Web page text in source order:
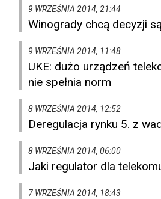
9 WRZEŚNIA 2014, 21:44
Winogrady chcą decyzji
9 WRZEŚNIA 2014, 11:48
UKE: dużo urządzeń
nie spełnia norm
8 WRZEŚNIA 2014, 12:52
Deregulacja rynku 5. z
8 WRZEŚNIA 2014, 06:00
Jaki regulator dla
7 WRZEŚNIA 2014, 18:43